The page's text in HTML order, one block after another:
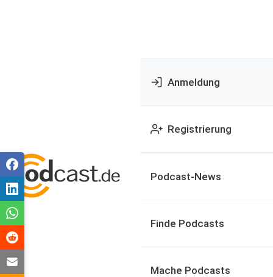
Anmeldung
Registrierung
Podcast-News
Finde Podcasts
Mache Podcasts